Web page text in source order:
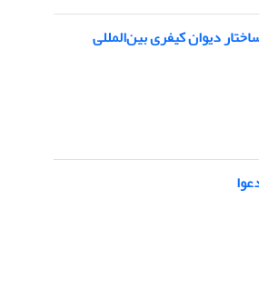
دیوان کیفری بین‌المللی